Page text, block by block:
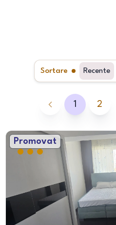
Sortare Recente
1 2
Promovat